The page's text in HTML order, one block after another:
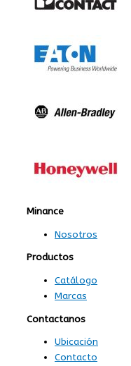
Minance
Nosotros
Productos
Catálogo
Marcas
Contactanos
Ubicación
Contacto